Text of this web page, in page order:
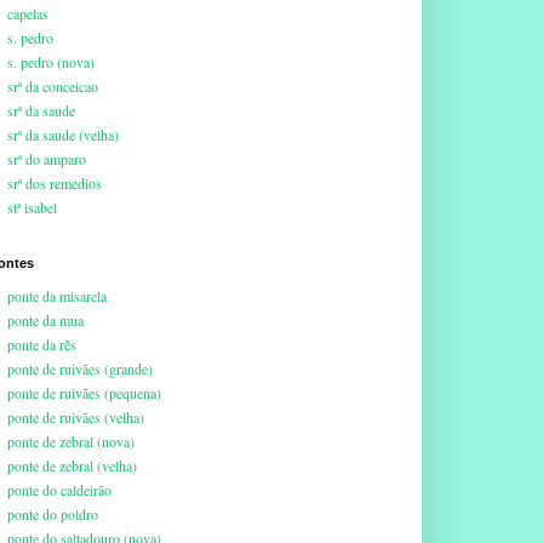
capelas
s. pedro
s. pedro (nova)
srª da conceicao
srª da saude
srª da saude (velha)
srª do amparo
srª dos remedios
stª isabel
ponte da misarela
ponte da mua
ponte da rês
ponte de ruivães (grande)
ponte de ruivães (pequena)
ponte de ruivães (velha)
ponte de zebral (nova)
ponte de zebral (velha)
ponte do caldeirão
ponte do poldro
ponte do saltadouro (nova)